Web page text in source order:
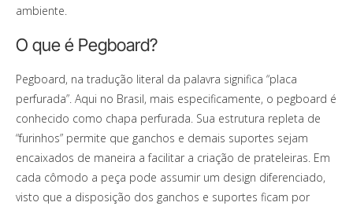
ambiente.
O que é Pegboard?
Pegboard, na tradução literal da palavra significa “placa
perfurada”. Aqui no Brasil, mais especificamente, o pegboard é
conhecido como chapa perfurada. Sua estrutura repleta de
“furinhos” permite que ganchos e demais suportes sejam
encaixados de maneira a facilitar a criação de prateleiras. Em
cada cômodo a peça pode assumir um design diferenciado,
visto que a disposição dos ganchos e suportes ficam por